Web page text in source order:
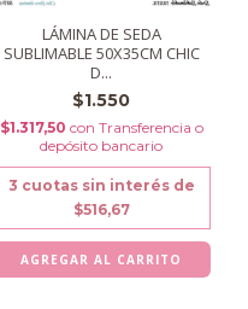
LÁMINA DE SEDA
SUBLIMABLE 50X35CM CHIC
D...
$1.550
$1.317,50 con Transferencia o
depósito bancario
3 cuotas sin interés de
$516,67